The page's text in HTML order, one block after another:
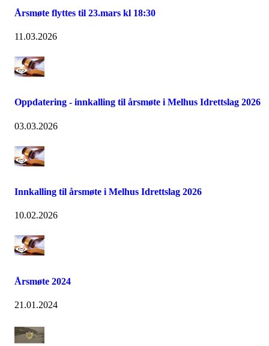
Årsmøte flyttes til 23.mars kl 18:30
11.03.2026
Oppdatering - innkalling til årsmøte i Melhus Idrettslag 2026
03.03.2026
Innkalling til årsmøte i Melhus Idrettslag 2026
10.02.2026
Årsmøte 2024
21.01.2024